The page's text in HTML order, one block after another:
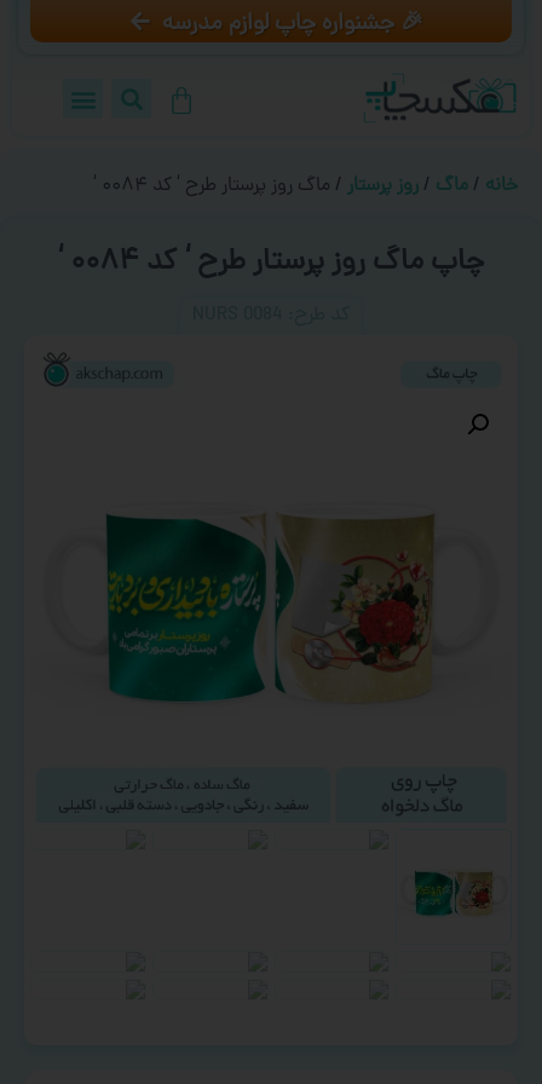
🎉 جشنواره چاپ لوازم مدرسه
خانه / ماگ / روز پرستار / ماگ روز پرستار طرح ‘ کد ۰۰۸۴ ‘
چاپ ماگ روز پرستار طرح ‘ کد ۰۰۸۴ ‘